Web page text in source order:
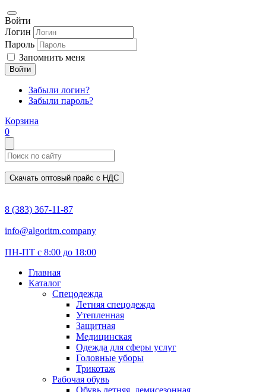
Войти
Логин
Пароль
Запомнить меня
Войти
Забыли логин?
Забыли пароль?
Корзина
0
Скачать оптовый прайс с НДС
8 (383) 367-11-87
info@algoritm.company
ПН-ПТ с 8:00 до 18:00
Главная
Каталог
Спецодежда
Летняя спецодежда
Утепленная
Защитная
Медицинская
Одежда для сферы услуг
Головные уборы
Трикотаж
Рабочая обувь
Обувь летняя, демисезонная